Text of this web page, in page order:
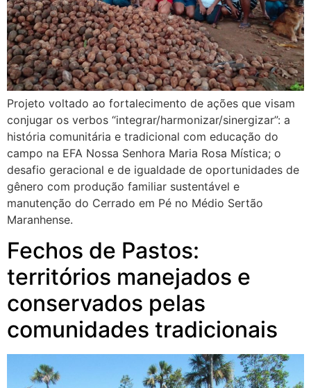
Projeto voltado ao fortalecimento de ações que visam
conjugar os verbos “integrar/harmonizar/sinergizar”: a
história comunitária e tradicional com educação do
campo na EFA Nossa Senhora Maria Rosa Mística; o
desafio geracional e de igualdade de oportunidades de
gênero com produção familiar sustentável e
manutenção do Cerrado em Pé no Médio Sertão
Maranhense.
Fechos de Pastos:
territórios manejados e
conservados pelas
comunidades tradicionais